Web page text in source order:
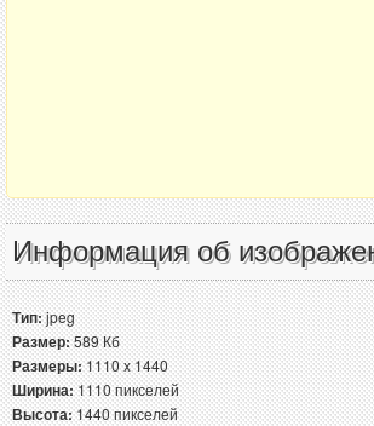
Информация об
Тип:jpeg
Размер:589 Кб
Размеры:1110 x 1440
Ширина:1110 пикселей
Высота:1440 пикселей